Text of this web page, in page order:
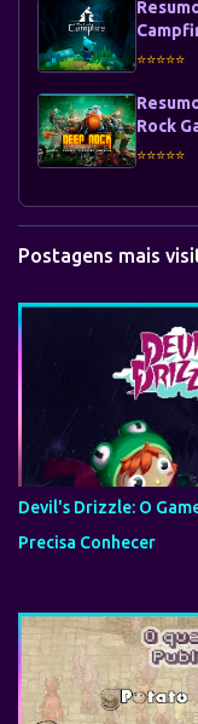
⭐⭐⭐⭐⭐
Rock
⭐⭐⭐⭐⭐
Postagens mais
Devil's Drizzle: O
Precisa Conhecer